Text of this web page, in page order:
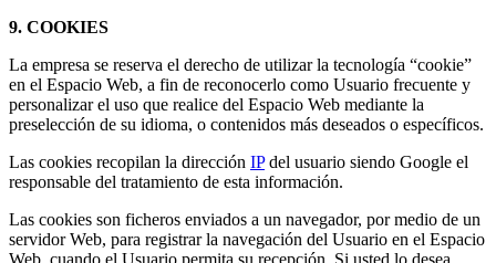
9. COOKIES
La empresa se reserva el derecho de utilizar la tecnología “cookie”
en el Espacio Web, a fin de reconocerlo como Usuario frecuente y
personalizar el uso que realice del Espacio Web mediante la
preselección de su idioma, o contenidos más deseados o específicos.
Las cookies recopilan la dirección IPdel usuario siendo Google el
responsable del tratamiento de esta información.
Las cookies son ficheros enviados a un navegador, por medio de un
servidor Web, para registrar la navegación del Usuario en el Espacio
Web, cuando el Usuario permita su recepción. Si usted lo desea